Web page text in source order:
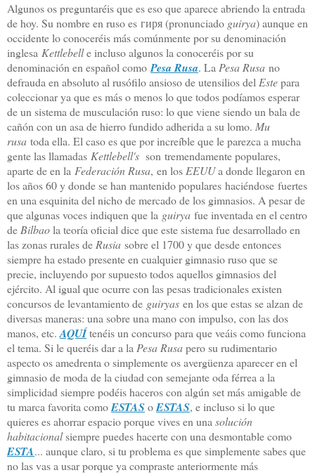
Algunos os preguntaréis que es eso que aparece abriendo la entrada
de hoy. Su nombre en ruso es гиря (pronunciado guirya) aunque en
occidente lo conoceréis más comúnmente por su denominación
inglesa Kettlebelle incluso algunos la conoceréis por su
denominación en español comoPesa Rusa. LaPesa Rusa no
defrauda en absoluto al rusófilo ansioso de utensilios delEstepara
coleccionar ya que es más o menos lo que todos podíamos esperar
de un sistema de musculación ruso: lo que viene siendo un bala de
cañón con un asa de hierro fundido adherida a su lomo. Mu
rusa toda ella. El caso es que por increíble que le parezca a mucha
gente las llamadas Kettlebell's son tremendamente populares,
aparte de en la Federación Rusa, en losEEUUa donde llegaron en
los años 60 y donde se han mantenido populares haciéndose fuertes
en una esquinita del nicho de mercado de los gimnasios. A pesar de
que algunas voces indiquen que la guirya fue inventada en el centro
deBilbaola teoría oficial dice que este sistema fue desarrollado en
las zonas rurales deRusia sobre el 1700 y que desde entonces
siempre ha estado presente en cualquier gimnasio ruso que se
precie, incluyendo por supuesto todos aquellos gimnasios del
ejército. Al igual que ocurre con las pesas tradicionales existen
concursos de levantamiento de guiryas en los que estas se alzan de
diversas maneras: una sobre una mano con impulso, con las dos
manos, etc.AQUÍtenéis un concurso para que veáis como funciona
el tema. Si le queréis dar a laPesa Rusapero su rudimentario
aspecto os amedrenta o simplemente os avergüenza aparecer en el
gimnasio de moda de la ciudad con semejante oda férrea a la
simplicidad siempre podéis haceros con algún set más amigable de
tu marca favorita comoESTASoESTAS, e incluso si lo que
quieres es ahorrar espacio porque vives en unasolución
habitacionalsiempre puedes hacerte con una desmontable como
ESTA... aunque claro, si tu problema es que simplemente sabes que
no las vas a usar porque ya compraste anteriormente más